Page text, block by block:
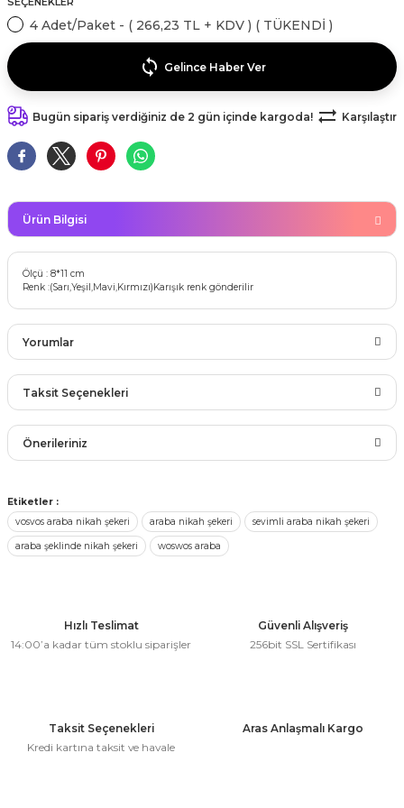
Veda Parti Malzemeleri
Süsleri (Halloween)
Günü
Süsleri
malzemeleri
dişim
Maskeleri
süsleri
Çorap
modelleri (süslü
Malzemeleri
Taş Baskı Ürünleri
Ürünleri
4 Adet/Paket - ( 266,23 TL + KDV ) ( TÜKENDİ )
Gelince Haber Ver
Bugün sipariş verdiğiniz de 2 gün içinde kargoda! Karşılaştır
Ürün Bilgisi
Ölçü : 8*11 cm
Renk :(Sarı,Yeşil,Mavi,Kırmızı)Karışık renk gönderilir
Yorumlar
Bu ürüne ilk yorumu siz yapın!
Taksit Seçenekleri
Önerileriniz
Bu ürünün fiyat bilgisi, resim, ürün açıklamalarında ve diğer
konularda yetersiz gördüğünüz noktaları öneri formunu
kullanarak tarafımıza iletebilirsiniz.
Görüş ve önerileriniz için teşekkür ederiz.
Ürün açıklamasında eksik bilgiler bulunuyor.
Ürün bilgilerinde hatalar bulunuyor.
Etiketler :
vosvos araba nikah şekeri
araba nikah şekeri sevimli araba nikah şekeri
araba şeklinde nikah şekeri woswos araba
Hızlı Teslimat
14:00’a kadar tüm stoklu siparişler
Güvenli Alışveriş
256bit SSL Sertifikası
Taksit Seçenekleri
Kredi kartına taksit ve havale
Aras Anlaşmalı Kargo